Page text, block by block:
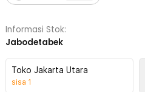
Informasi Stok:
Jabodetabek
Toko Jakarta Utara
sisa 1